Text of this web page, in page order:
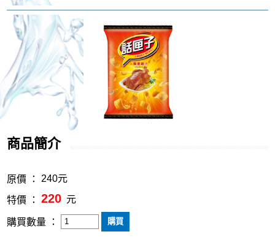
商品簡介
原價 ： 240元
特價 ： 220 元
購買數量 ：